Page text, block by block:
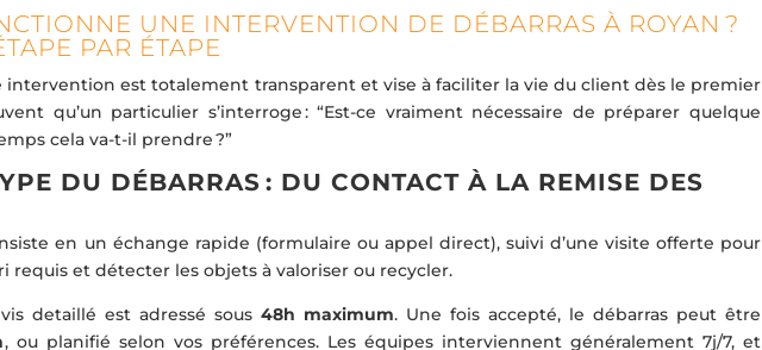
UNE INTERVENTION DE DÉBARRAS À ROYAN ?
PAR ÉTAPE
intervention est totalement transparent et vise à faciliter la vie du client dès le premier
qu’un particulier s’interroge : “Est-ce vraiment nécessaire de préparer quelque
cela va-t-il prendre ?”
DU DÉBARRAS : DU CONTACT À LA REMISE DES
en un échange rapide (formulaire ou appel direct), suivi d’une visite offerte pour
requis et détecter les objets à valoriser ou recycler.
detaillé est adressé sous48h maximum. Une fois accepté, le débarras peut être
, ou planifié selon vos préférences. Les équipes interviennent généralement 7j/7, et